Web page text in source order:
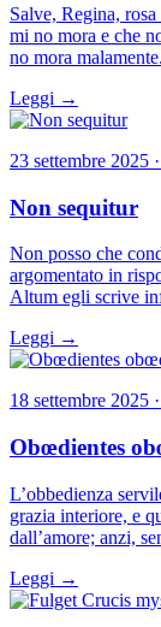
Salve, Regina,
mi no mora e che
no mora
Leggi →
23 settembre 2025
Non sequitur
Non posso che
argomentato in
Altum egli scrive
Leggi →
18 settembre 2025
Obœdientes
L’obbedienza
grazia interiore, e
dall’amore; anzi,
Leggi →